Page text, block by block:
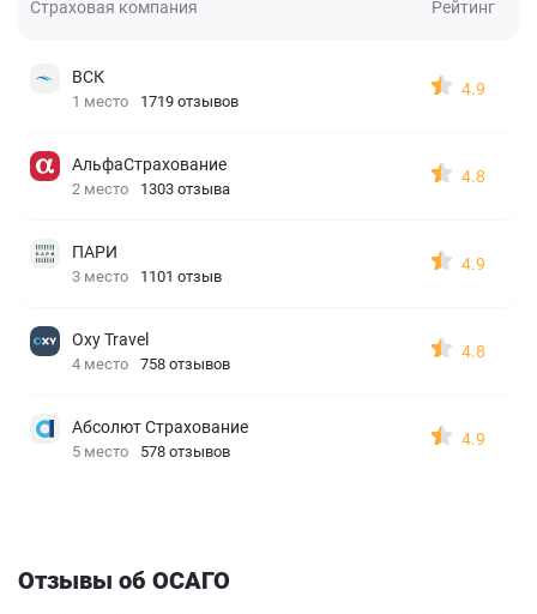
Страховая компания Рейтинг
ВСК
1 место 1719 отзывов
4.9
АльфаСтрахование
2 место 1303 отзыва
4.8
ПАРИ
3 место 1101 отзыв
4.9
Oxy Travel
4 место 758 отзывов
4.8
Абсолют Страхование
5 место 578 отзывов
4.9
Отзывы об ОСАГО